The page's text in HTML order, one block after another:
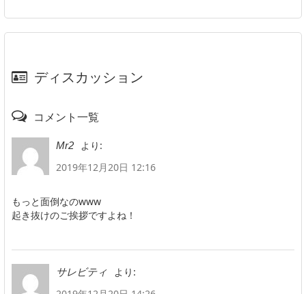
ディスカッション
コメント一覧
Mr2
より:
2019年12月20日 12:16
もっと面倒なのwww
起き抜けのご挨拶ですよね！
サレビティ
より: